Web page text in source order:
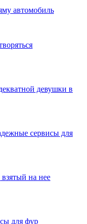
автомобиль
девушки в
сервисы для
на нее
для фур